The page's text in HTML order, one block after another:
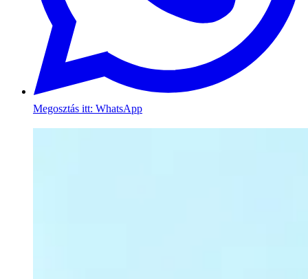
Megosztás itt: WhatsApp